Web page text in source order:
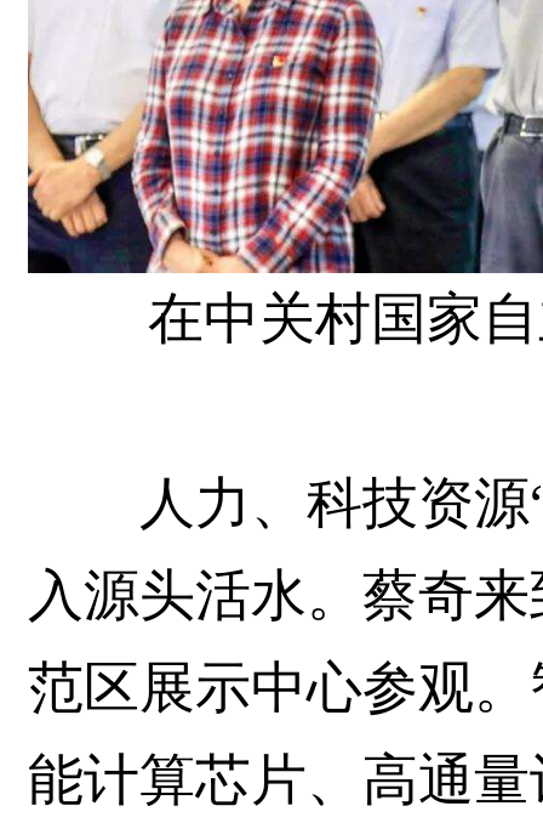
在中关村国家
人力、科技资源“
入源头活水。蔡奇
范区展示中心参观
能计算芯片、高通